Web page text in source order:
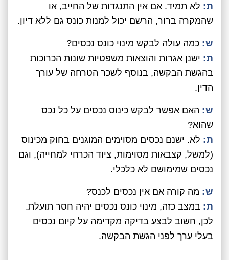
ת: לא תמיד. אם אין התנגדות של החייב, או
שהמקרה ברור, הרשם יכול למנות כונס גם ללא דיון.
ש: כמה עולה לבקש מינוי כונס נכסים?
ת: ישנן אגרות והוצאות משפטיות שונות הכרוכות
בהגשת הבקשה, בנוסף לשכר הטרחה של עורך
הדין.
ש: האם אפשר לבקש כינוס נכסים על כל נכס
שהוא?
ת: לא. ישנם נכסים מסוימים המוגנים בחוק מכינוס
(למשל, קצבאות מסוימות, ציוד הכרחי למחייה), וגם
נכסים שמימושם לא כלכלי.
ש: מה קורה אם אין נכסים לכנס?
ת: במצב כזה, מינוי כונס נכסים יהיה חסר תועלת.
לכן, חשוב לבצע בדיקה מקדימה על קיום נכסים
בעלי ערך לפני הגשת הבקשה.